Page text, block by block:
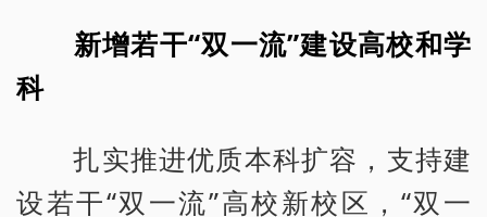
新增若干“双一流”建设高校和学
科
扎实推进优质本科扩容，支持建
设若干“双一流”高校新校区，“双一